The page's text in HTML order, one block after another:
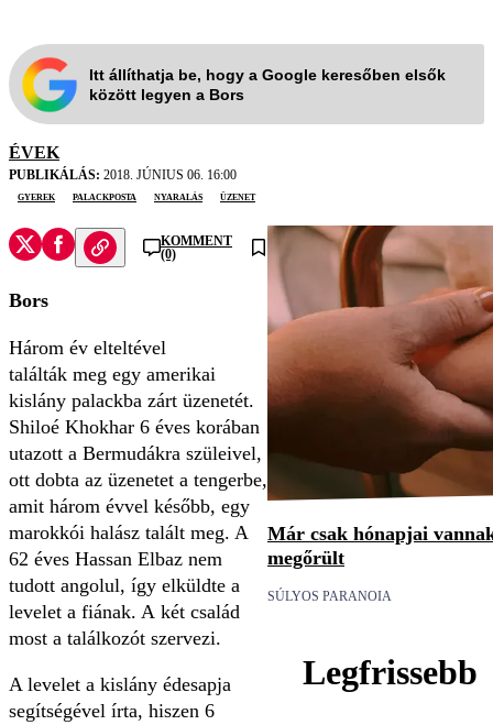
Itt állíthatja be, hogy a Google keresőben elsők
között legyen a Bors
ÉVEK
PUBLIKÁLÁS: 2018. JÚNIUS 06. 16:00
gyerek
palackposta nyaralás üzenet
KOMMENT
(0)
Bors
Három év elteltével
találták meg egy amerikai
kislány palackba zárt üzenetét.
Shiloé Khokhar 6 éves korában
utazott a Bermudákra szüleivel,
ott dobta az üzenetet a tengerbe,
amit három évvel később, egy
marokkói halász talált meg. A
62 éves Hassan Elbaz nem
tudott angolul, így elküldte a
levelet a fiának. A két család
most a találkozót szervezi.
A levelet a kislány édesapja
segítségével írta, hiszen 6
Már csak hónapjai
megőrült
SÚLYOS PARANOIA
Legfrissebb